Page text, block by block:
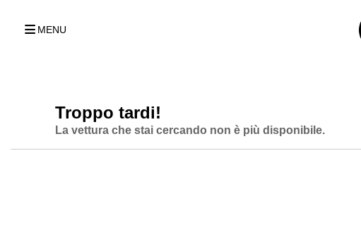
MENU
Troppo tardi!
La vettura che stai cercando non è più disponibile.